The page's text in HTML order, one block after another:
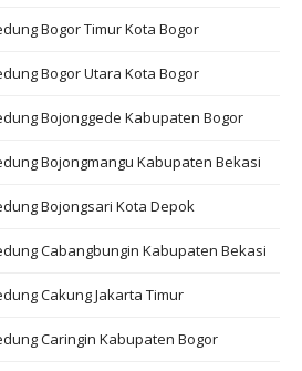
Bogor Timur Kota Bogor
Bogor Utara Kota Bogor
Bojonggede Kabupaten Bogor
Bojongmangu Kabupaten Bekasi
Bojongsari Kota Depok
Cabangbungin Kabupaten Bekasi
Cakung Jakarta Timur
Caringin Kabupaten Bogor